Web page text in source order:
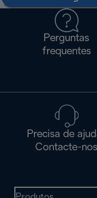
Perguntas
frequentes
Precisa de
Contacte-nos